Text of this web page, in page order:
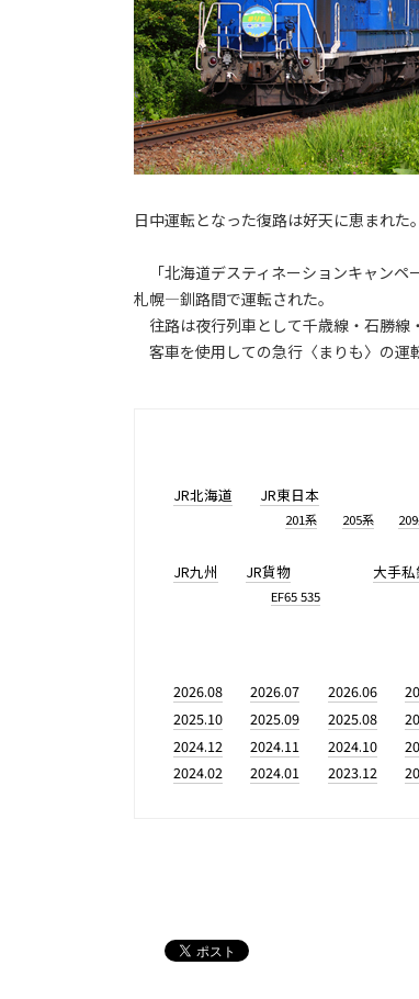
日中運転となった復路は好天に恵まれた。
「北海道デスティネーションキャンペ
札幌―釧路間で運転された。
往路は夜行列車として千歳線・石勝線
客車を使用しての急行〈まりも〉の運
JR北海道 JR東日本
201系 205系
JR九州 JR貨物
EF65 535
大手
2026.08 2026.07 2026.06
2025.10
2025.09 2025.08
2024.12
2024.11 2024.10
2024.02
2024.01 2023.12